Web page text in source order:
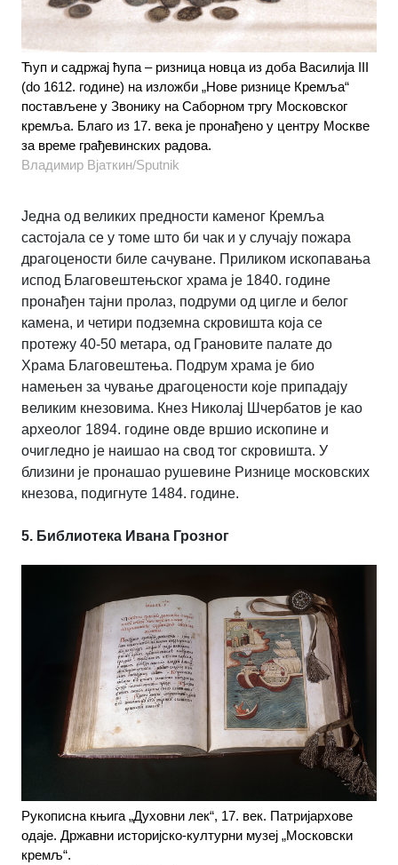
Ћуп и садржај ћупа – ризница новца из доба Василија III
(do 1612. године) на изложби „Нове ризнице Кремља“
постављене у Звонику на Саборном тргу Московског
кремља. Благо из 17. века је пронађено у центру Москве
за време грађевинских радова.
Владимир Вјаткин/Sputnik
Једна од великих предности каменог Кремља
састојала се у томе што би чак и у случају пожара
драгоцености биле сачуване. Приликом ископавања
испод Благовештењског храма је 1840. године
пронађен тајни пролаз, подруми од цигле и белог
камена, и четири подземна скровишта која се
протежу 40-50 метара, од Грановите палате до
Храма Благовештења. Подрум храма је био
намењен за чување драгоцености које припадају
великим кнезовима. Кнез Николај Шчербатов је као
археолог 1894. године овде вршио ископине и
очигледно је наишао на свод тог скровишта. У
близини је пронашао рушевине Ризнице московских
кнезова, подигнуте 1484. године.
5. Библиотека Ивана Грозног
Рукописна књига „Духовни лек“, 17. век. Патријархове
одаје. Државни историјско-културни музеј „Московски
кремљ“.